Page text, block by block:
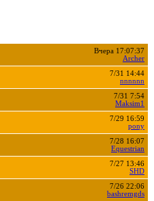
Вчера 17:07:37
Archer
7/31 14:44
nnnnnn
7/31 7:54
Maksim1
7/29 16:59
pony
7/28 16:07
Equestrian
7/27 13:46
SHD
7/26 22:06
bashremgds